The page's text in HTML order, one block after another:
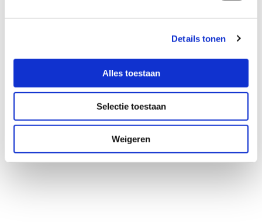
Details tonen
Alles toestaan
Selectie toestaan
Weigeren